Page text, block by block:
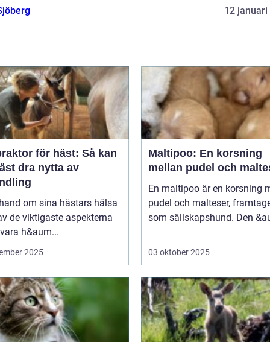
12 januari
för häst: Så kan
dra nytta av
om sina hästars hälsa
de viktigaste aspekterna
h&aum...
2025
Maltipoo: En korsning
mellan pudel och
En maltipoo är en korsning
pudel och malteser,
som sällskapshund. Den
03 oktober 2025